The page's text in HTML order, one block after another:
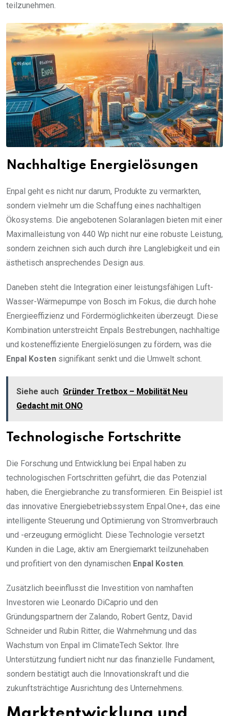
teilzunehmen.
Nachhaltige Energielösungen
Enpal geht es nicht nur darum, Produkte zu vermarkten,
sondern vielmehr um die Schaffung eines nachhaltigen
Ökosystems. Die angebotenen Solaranlagen bieten mit einer
Maximalleistung von 440 Wp nicht nur eine robuste Leistung,
sondern zeichnen sich auch durch ihre Langlebigkeit und ein
ästhetisch ansprechendes Design aus.
Daneben steht die Integration einer leistungsfähigen Luft-
Wasser-Wärmepumpe von Bosch im Fokus, die durch hohe
Energieeffizienz und Fördermöglichkeiten überzeugt. Diese
Kombination unterstreicht Enpals Bestrebungen, nachhaltige
und kosteneffiziente Energielösungen zu fördern, was die
Enpal Kosten signifikant senkt und die Umwelt schont.
Siehe auch Gründer Tretbox – Mobilität Neu
Gedacht mit ONO
Technologische Fortschritte
Die Forschung und Entwicklung bei Enpal haben zu
technologischen Fortschritten geführt, die das Potenzial
haben, die Energiebranche zu transformieren. Ein Beispiel ist
das innovative Energiebetriebssystem Enpal.One+, das eine
intelligente Steuerung und Optimierung von Stromverbrauch
und -erzeugung ermöglicht. Diese Technologie versetzt
Kunden in die Lage, aktiv am Energiemarkt teilzunehaben
und profitiert von den dynamischen Enpal Kosten
Zusätzlich beeinflusst die Investition von namhaften
Investoren wie Leonardo DiCaprio und den
Gründungspartnern der Zalando, Robert Gentz, David
Schneider und Rubin Ritter, die Wahrnehmung und das
Wachstum von Enpal im ClimateTech Sektor. Ihre
Unterstützung fundiert nicht nur das finanzielle Fundament,
sondern bestätigt auch die Innovationskraft und die
zukunftsträchtige Ausrichtung des Unternehmens.